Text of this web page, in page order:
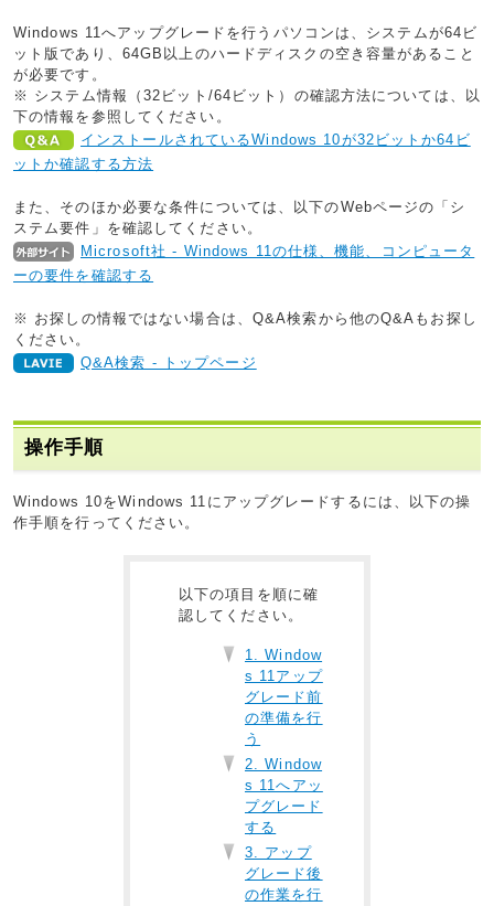
Windows 11へアップグレードを行うパソコンは、システムが64ビ
ット版であり、64GB以上のハードディスクの空き容量があること
が必要です。
※ システム情報（32ビット/64ビット）の確認方法については、以
下の情報を参照してください。
インストールされているWindows 10が32ビットか64ビ
ットか確認する方法
また、そのほか必要な条件については、以下のWebページの「シ
ステム要件」を確認してください。
Microsoft社 - Windows 11の仕様、機能、コンピュータ
ーの要件を確認する
※ お探しの情報ではない場合は、Q&A検索から他のQ&Aもお探し
ください。
Q&A検索 - トップページ
操作手順
Windows 10をWindows 11にアップグレードするには、以下の操
作手順を行ってください。
以下の項目を順に確
認してください。
1. Window
s 11アップ
グレード前
の準備を行
う
2. Window
s 11へアッ
プグレード
する
3. アップ
グレード後
の作業を行